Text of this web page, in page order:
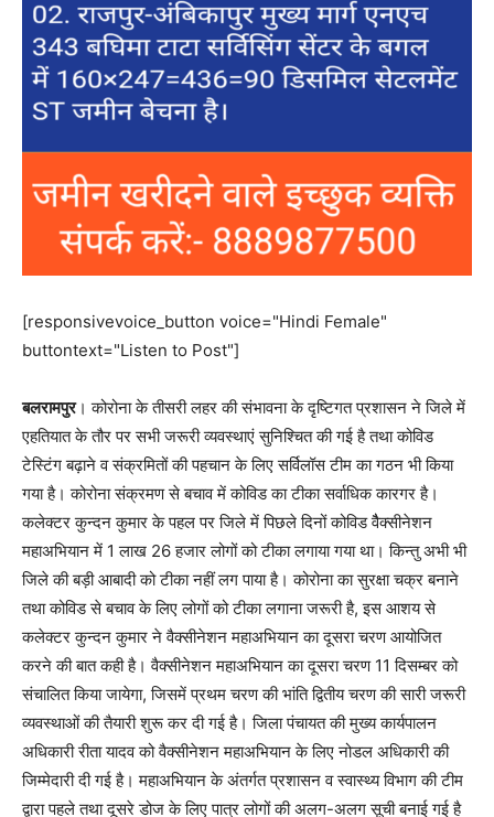
[responsivevoice_button voice="Hindi Female"
buttontext="Listen to Post"]
बलरामपुर। कोरोना के तीसरी लहर की संभावना के दृष्टिगत प्रशासन ने जिले में
एहतियात के तौर पर सभी जरूरी व्यवस्थाएं सुनिश्चित की गई है तथा कोविड
टेस्टिंग बढ़ाने व संक्रमितों की पहचान के लिए सर्विलॉस टीम का गठन भी किया
गया है। कोरोना संक्रमण से बचाव में कोविड का टीका सर्वाधिक कारगर है।
कलेक्टर कुन्दन कुमार के पहल पर जिले में पिछले दिनों कोविड वैैक्सीनेशन
महाअभियान में 1 लाख 26 हजार लोगों को टीका लगाया गया था। किन्तु अभी भी
जिले की बड़ी आबादी को टीका नहीं लग पाया है। कोरोना का सुरक्षा चक्र बनाने
तथा कोविड से बचाव के लिए लोगों को टीका लगाना जरूरी है, इस आशय से
कलेक्टर कुन्दन कुमार ने वैक्सीनेशन महाअभियान का दूसरा चरण आयोजित
करने की बात कही है। वैक्सीनेशन महाअभियान का दूसरा चरण 11 दिसम्बर को
संचालित किया जायेगा, जिसमें प्रथम चरण की भांति द्वितीय चरण की सारी जरूरी
व्यवस्थाओं की तैयारी शुरू कर दी गई है। जिला पंचायत की मुख्य कार्यपालन
अधिकारी रीता यादव को वैक्सीनेशन महाअभियान के लिए नोडल अधिकारी की
जिम्मेदारी दी गई है। महाअभियान के अंतर्गत प्रशासन व स्वास्थ्य विभाग की टीम
द्वारा पहले तथा दूसरे डोज के लिए पात्र लोगों की अलग-अलग सूची बनाई गई है